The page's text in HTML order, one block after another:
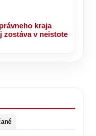
kraja
zostáva v neistote